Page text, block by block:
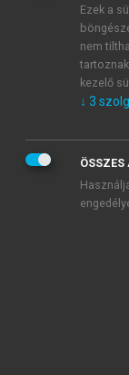
veszem és
mersz.hu
tudomásul
Ezek a
nem
kezelő
↓ 3
ÖSSZES